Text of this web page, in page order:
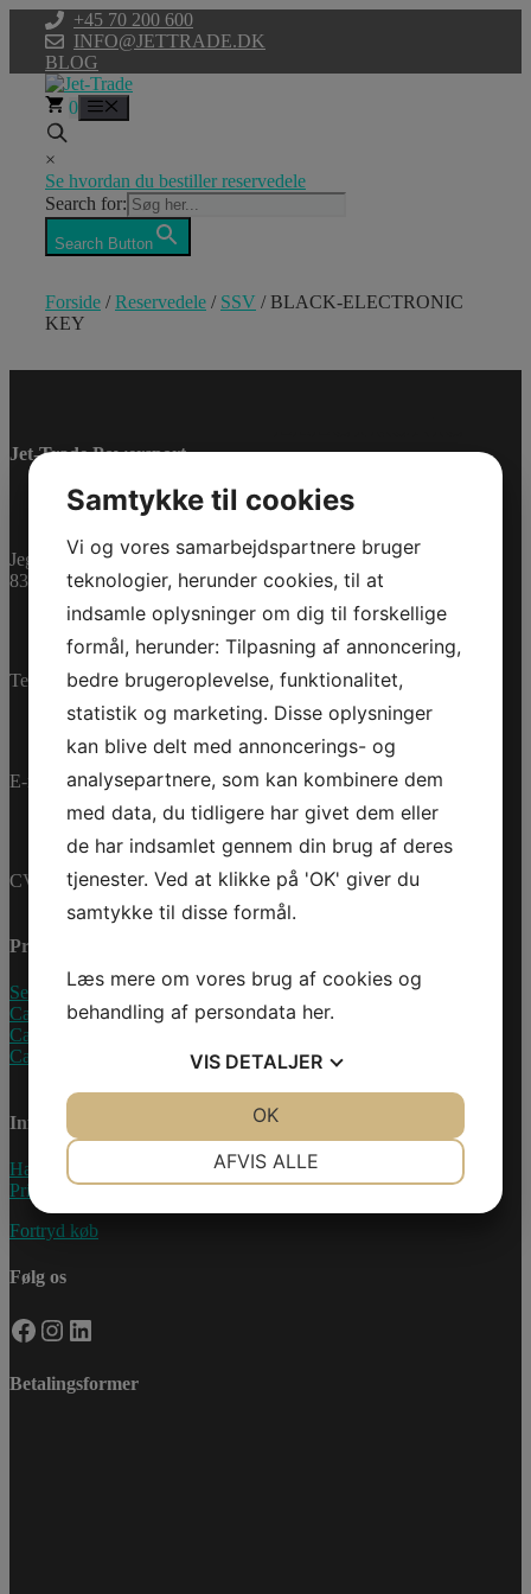
indhold
+45 70 200 600
INFO@JETTRADE.DK
BLOG
0
×
Se hvordan du bestiller reservedele
Search for:
Search Button
Forside /Reservedele / SSV / BLACK-ELECTRONIC
KEY
KEY
Model/Varenr.: 710000817
523,34 dkinkl. Moms
418,67 dk ex. Moms
På lager
BLACK-
ELECTRONIC
KEY
antal
Tilføj til kurv
Varenummer (SKU):
710000817 Kategorier:
Reservedele,SSV
Jet-Trade Powersport
Jegstrupvej 280
8361 Hasselager
Telefon:+45 70 200 600
E-mail:info@jettrade.dk
CVR-nummer: 27233678
Produkter
Sea-Doo Vandscooter
Can-Am ATV
Can-Am UTV
Can-Am Roadster
Information
Handelsebetingelser
Privatlivspolitik
Fortryd køb
Følg os
Facebook
Instagram
LinkedIn
Betalingsformer
Samtykke til cookies
Vi og vores samarbejdspartnere bruger
teknologier, herunder cookies, til at
indsamle oplysninger om dig til forskellige
formål, herunder: Tilpasning af annoncering,
bedre brugeroplevelse, funktionalitet,
statistik og marketing. Disse oplysninger
kan blive delt med annoncerings- og
analysepartnere, som kan kombinere dem
med data, du tidligere har givet dem eller
de har indsamlet gennem din brug af deres
tjenester. Ved at klikke på 'OK' giver du
samtykke til disse formål.
Læs mere om vores brug af cookies og
behandling af persondata her.
VIS DETALJER
AFVIS ALLE
OK